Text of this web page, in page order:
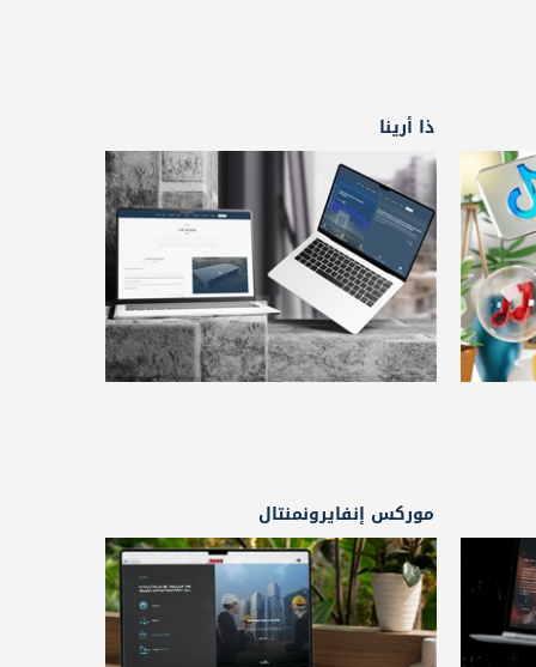
ذا أرينا
موركس إنفايرونمنتال